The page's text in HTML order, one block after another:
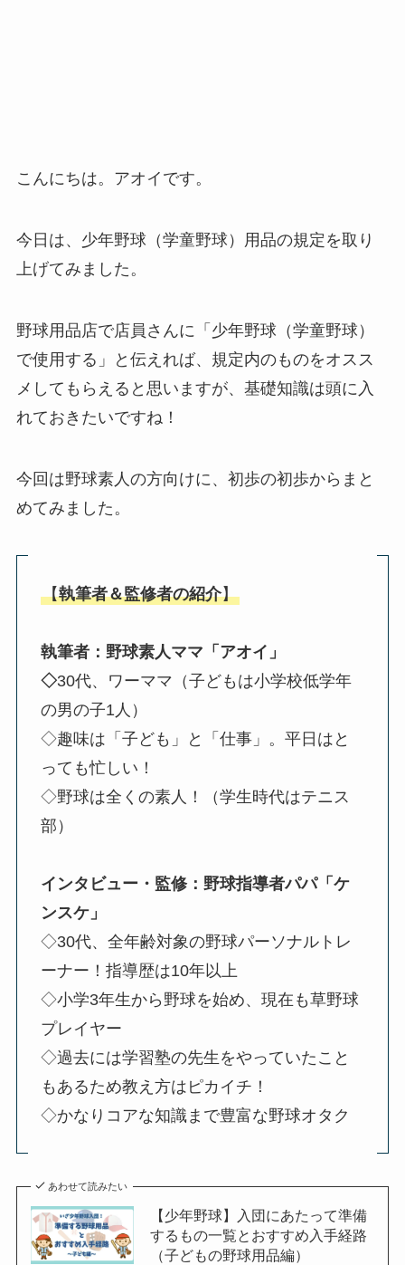
こんにちは。アオイです。
今日は、少年野球（学童野球）用品の規定を取り
上げてみました。
野球用品店で店員さんに「少年野球（学童野球）
で使用する」と伝えれば、規定内のものをオスス
メしてもらえると思いますが、基礎知識は頭に入
れておきたいですね！
今回は野球素人の方向けに、初歩の初歩からまと
めてみました。
【執筆者＆監修者の紹介】
執筆者：野球素人ママ「アオイ」
◇30代、ワーママ（子どもは小学校低学年
の男の子1人）
◇趣味は「子ども」と「仕事」。平日はと
っても忙しい！
◇野球は全くの素人！（学生時代はテニス
部）
インタビュー・監修：野球指導者パパ「ケ
ンスケ」
◇30代、全年齢対象の野球パーソナルトレ
ーナー！指導歴は10年以上
◇小学3年生から野球を始め、現在も草野球
プレイヤー
◇過去には学習塾の先生をやっていたこと
もあるため教え方はピカイチ！
◇かなりコアな知識まで豊富な野球オタク
あわせて読みたい
【少年野球】入団にあたって準備
するもの一覧とおすすめ入手経路
（子どもの野球用品編）